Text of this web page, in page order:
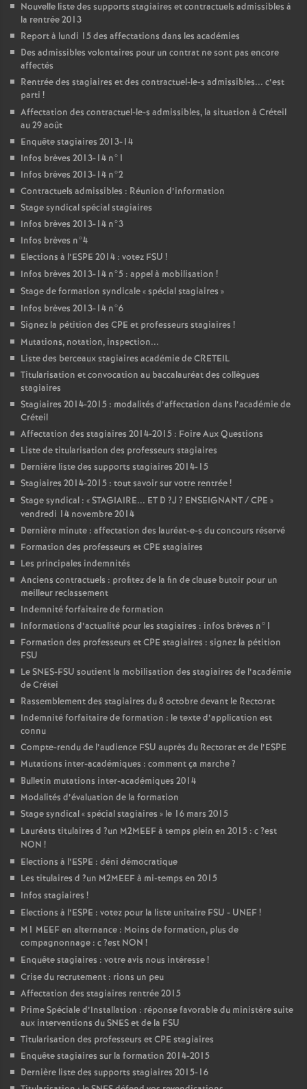
Nouvelle liste des supports stagiaires et contractuels admissibles à
la rentrée 2013
Report à lundi 15 des affectations dans les académies
Des admissibles volontaires pour un contrat ne sont pas encore
affectés
Rentrée des stagiaires et des contractuel-le-s admissibles... c’est
parti !
Affectation des contractuel-le-s admissibles, la situation à Créteil
au 29 août
Enquête stagiaires 2013-14
Infos brèves 2013-14 n°1
Infos brèves 2013-14 n°2
Contractuels admissibles : Réunion d’information
Stage syndical spécial stagiaires
Infos brèves 2013-14 n°3
Infos brèves n°4
Elections à l’ESPE 2014 : votez FSU !
Infos brèves 2013-14 n°5 : appel à mobilisation !
Stage de formation syndicale «spécial stagiaires »
Infos brèves 2013-14 n°6
Signez la pétition des CPE et professeurs stagiaires !
Mutations, notation, inspection...
Liste des berceaux stagiaires académie deCRETEIL
Titularisation et convocation au baccalauréat des collègues
stagiaires
Stagiaires 2014-2015 : modalités d’affectation dans l’académie de
Créteil
Affectation des stagiaires 2014-2015 : Foire Aux Questions
Liste de titularisation des professeurs stagiaires
Dernière liste des supports stagiaires 2014-15
Stagiaires 2014-2015 : tout savoir sur votre rentrée!
Stage syndical : «STAGIAIRE... ET D ?J ? ENSEIGNANT/CPE »
vendredi 14 novembre 2014
Dernière minute : affectation des lauréat-e-s du concours réservé
Formation des professeurs etCPE stagiaires
Les principales indemnités
Anciens contractuels : profitez de la fin de clause butoir pour un
meilleur reclassement
Indemnité forfaitaire de formation
Informations d’actualité pour les stagiaires : infos brèves n°1
Formation des professeurs etCPE stagiaires : signez la pétition
FSU
LeSNES-FSU soutient la mobilisation des stagiaires de l’académie
de Crétei
Rassemblement des stagiaires du 8 octobre devant le Rectorat
Indemnité forfaitaire de formation : le texte d’application est
connu
Compte-rendu de l’audience FSU auprès du Rectorat et de l’ESPE
Mutations inter-académiques : comment ça marche?
Bulletin mutations inter-académiques 2014
Modalités d’évaluation de la formation
Stage syndical «spécial stagiaires » le 16 mars 2015
Lauréats titulaires d ?un M2MEEFà temps plein en 2015 : c?est
NON !
Elections à l’ESPE : déni démocratique
Les titulaires d ?un M2MEEFà mi-temps en 2015
Infos stagiaires !
Elections à l’ESPE : votez pour la liste unitaire FSU - UNEF!
M1 MEEFen alternance : Moins de formation, plus de
compagnonnage : c?est NON !
Enquête stagiaires : votre avis nous intéresse!
Crise du recrutement : rions un peu
Affectation des stagiaires rentrée 2015
Prime Spéciale d’Installation : réponse favorable du ministère suite
aux interventions duSNESet de la FSU
Titularisation des professeurs etCPE stagiaires
Enquête stagiaires sur la formation 2014-2015
Dernière liste des supports stagiaires 2015-16